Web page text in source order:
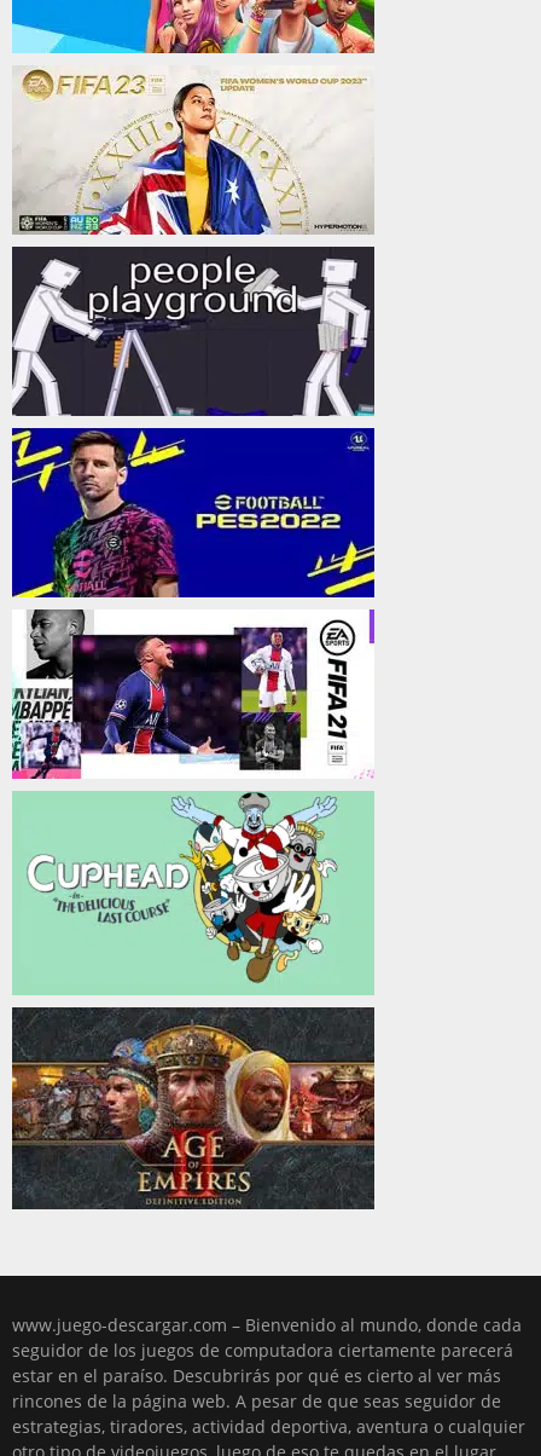
www.juego-descargar.com – Bienvenido al mundo, donde cada
seguidor de los juegos de computadora ciertamente parecerá
estar en el paraíso. Descubrirás por qué es cierto al ver más
rincones de la página web. A pesar de que seas seguidor de
estrategias, tiradores, actividad deportiva, aventura o cualquier